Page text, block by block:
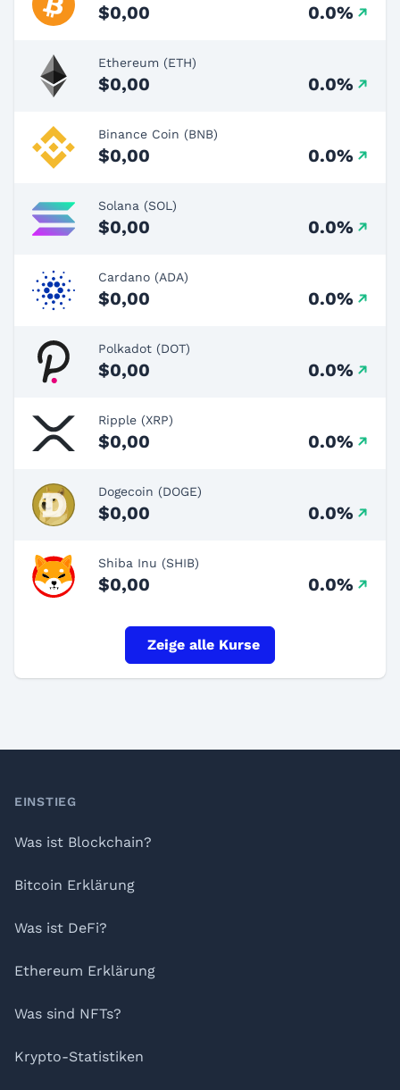
$0,00 0.0%
Ethereum (ETH)
$0,00 0.0%
Binance Coin (BNB)
$0,00 0.0%
Solana (SOL)
$0,00 0.0%
Cardano (ADA)
$0,00 0.0%
Polkadot (DOT)
$0,00 0.0%
Ripple (XRP)
$0,00 0.0%
Dogecoin (DOGE)
$0,00 0.0%
Shiba Inu (SHIB)
$0,00 0.0%
Zeige alle Kurse
Footer
EINSTIEG
Was ist Blockchain?
Bitcoin Erklärung
Was ist DeFi?
Ethereum Erklärung
Was sind NFTs?
Krypto-Statistiken